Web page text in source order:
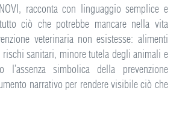
racconta con linguaggio semplice e
ciò che potrebbe mancare nella vita
veterinaria non esistesse: alimenti
sanitari, minore tutela degli animali e
l’assenza simbolica della prevenzione
narrativo per rendere visibile ciò che